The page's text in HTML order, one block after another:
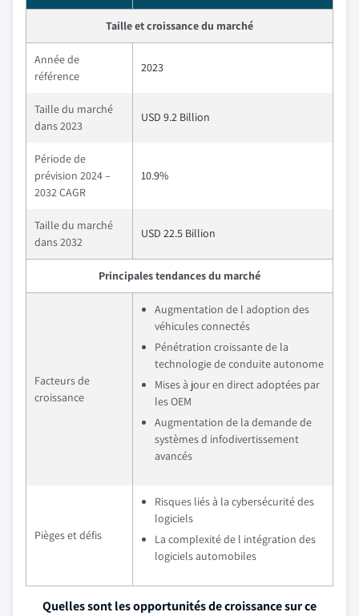
Taille et croissance du marché
Année de
référence
2023
Taille du marché
dans 2023
USD 9.2 Billion
Période de
prévision 2024 –
2032 CAGR
10.9%
Taille du marché
dans 2032
USD 22.5 Billion
Principales tendances du marché
Facteurs de
croissance
Augmentation de l adoption des
véhicules connectés
Pénétration croissante de la
technologie de conduite autonome
Mises à jour en direct adoptées par
les OEM
Augmentation de la demande de
systèmes d infodivertissement
avancés
Pièges et défis
Risques liés à la cybersécurité des
logiciels
La complexité de l intégration des
logiciels automobiles
Quelles sont les opportunités de croissance sur ce